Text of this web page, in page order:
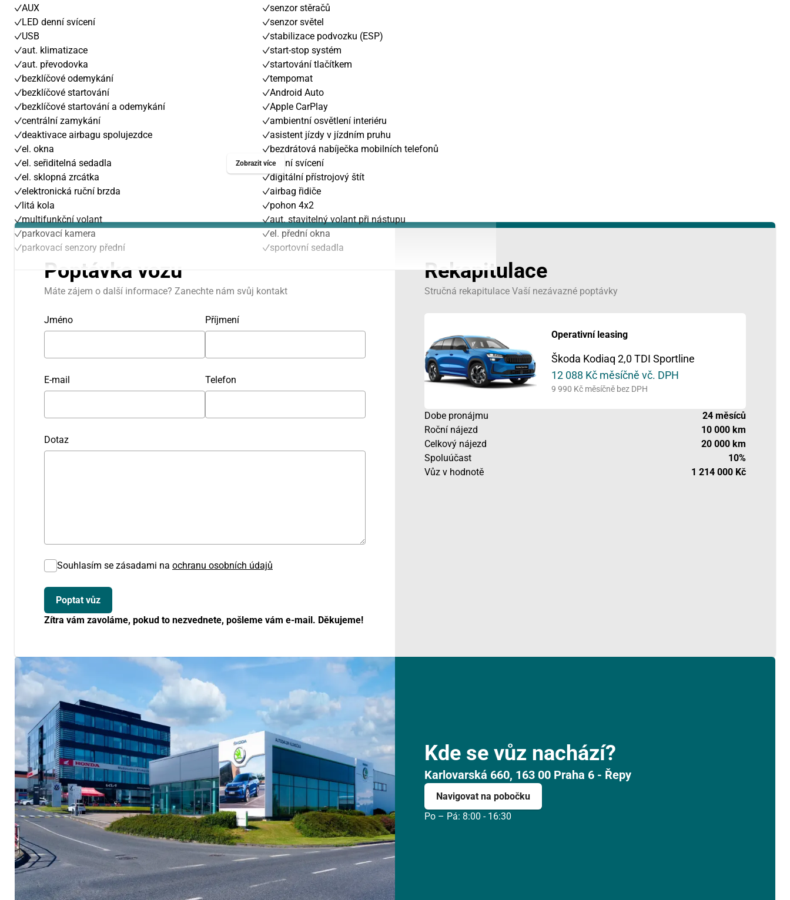
AUX
LED denní svícení
USB
aut. klimatizace
aut. převodovka
bezklíčové odemykání
bezklíčové startování
bezklíčové startování a odemykání
centrální zamykání
deaktivace airbagu spolujezdce
el. okna
el. seřiditelná sedadla
el. sklopná zrcátka
elektronická ruční brzda
litá kola
multifunkční volant
parkovací kamera
parkovací senzory přední
senzor stěračů
senzor světel
stabilizace podvozku (ESP)
start-stop systém
startování tlačítkem
tempomat
Android Auto
Apple CarPlay
ambientní osvětlení interiéru
asistent jízdy v jízdním pruhu
bezdrátová nabíječka mobilních telefonů
denní svícení
digitální přístrojový štít
airbag řidiče
pohon 4x2
aut. stavitelný volant při nástupu
el. přední okna
sportovní sedadla
Zobrazit více
Rekapitulace
Stručná rekapitulace Vaší nezávazné poptávky
Operativní leasing
Škoda Kodiaq 2,0 TDI Sportline
12 088 Kč měsíčně vč. DPH
9 990 Kč měsíčně bez DPH
Dobe pronájmu 24 měsíců
Roční nájezd
10 000 km
Celkový nájezd
20 000 km
Spoluúčast
10%
Vůz v hodnotě
1 214 000 Kč
Poptávka vozu
Máte zájem o další informace? Zanechte nám svůj kontakt
Jméno Příjmení
E-mail Telefon
Dotaz
Souhlasím se zásadami na ochranu osobních údajů
Zítra vám zavoláme, pokud to nezvednete, pošleme vám e-mail. Děkujeme!
Kde se vůz nachází?
Karlovarská 660, 163 00 Praha 6 - Řepy
Navigovat na pobočku
Po – Pá: 8:00 - 16:30
předchozí měsíc
ST
27 28 29 30 31 1 2
3 5
10 14
28 29
4